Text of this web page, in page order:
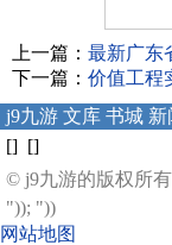
上一篇： 最新广东
下一篇： 价值工程
j9九游 文库 书城 新
[] []
© j9九游的版权所有
")); "))
网站地图